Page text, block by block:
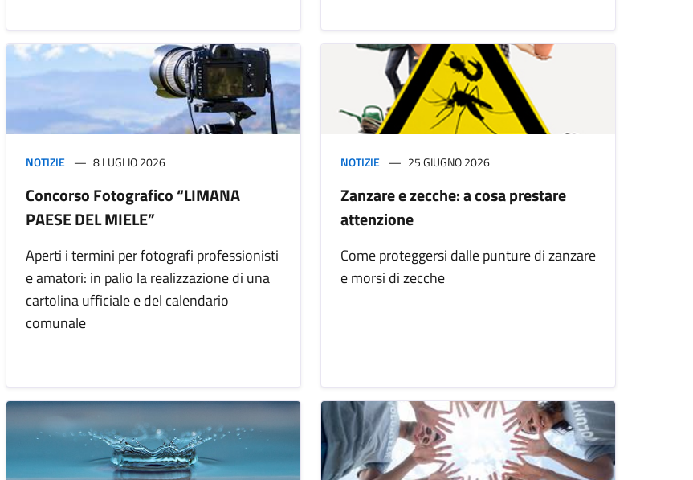
NOTIZIE 8 LUGLIO 2026
Concorso Fotografico “LIMANA
PAESE DEL MIELE”
Aperti i termini per fotografi professionisti
e amatori: in palio la realizzazione di una
cartolina ufficiale e del calendario
comunale
NOTIZIE 25 GIUGNO 2026
Zanzare e zecche: a cosa prestare
attenzione
Come proteggersi dalle punture di zanzare
e morsi di zecche